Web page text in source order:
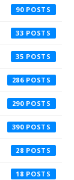
90
33
35
286
290
390
28
18